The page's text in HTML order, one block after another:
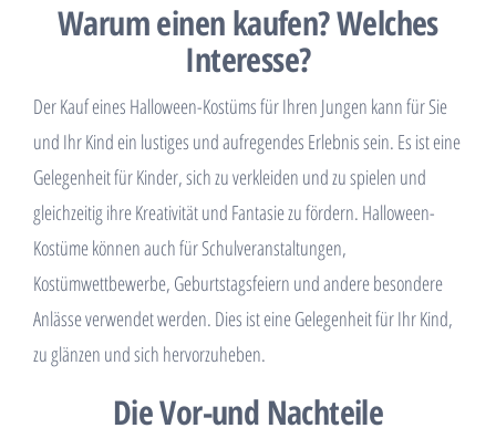
Warum einen kaufen? Welches
Interesse?
Der Kauf eines Halloween-Kostüms für Ihren Jungen kann für Sie
und Ihr Kind ein lustiges und aufregendes Erlebnis sein. Es ist eine
Gelegenheit für Kinder, sich zu verkleiden und zu spielen und
gleichzeitig ihre Kreativität und Fantasie zu fördern. Halloween-
Kostüme können auch für Schulveranstaltungen,
Kostümwettbewerbe, Geburtstagsfeiern und andere besondere
Anlässe verwendet werden. Dies ist eine Gelegenheit für Ihr Kind,
zu glänzen und sich hervorzuheben.
Die Vor-und Nachteile